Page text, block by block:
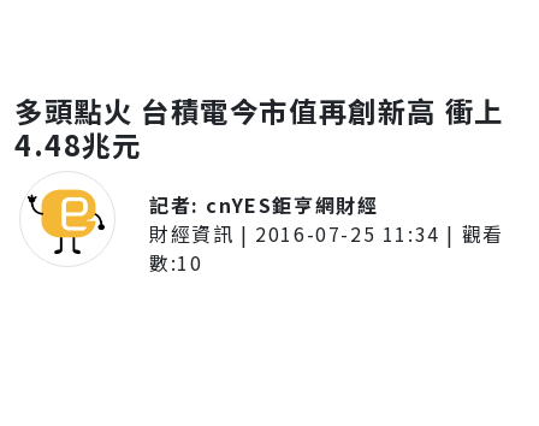
多頭點火 台積電今市值再創新高 衝上
4.48兆元
記者: cnYES鉅亨網財經
財經資訊 | 2016-07-25 11:34 | 觀看
數:10